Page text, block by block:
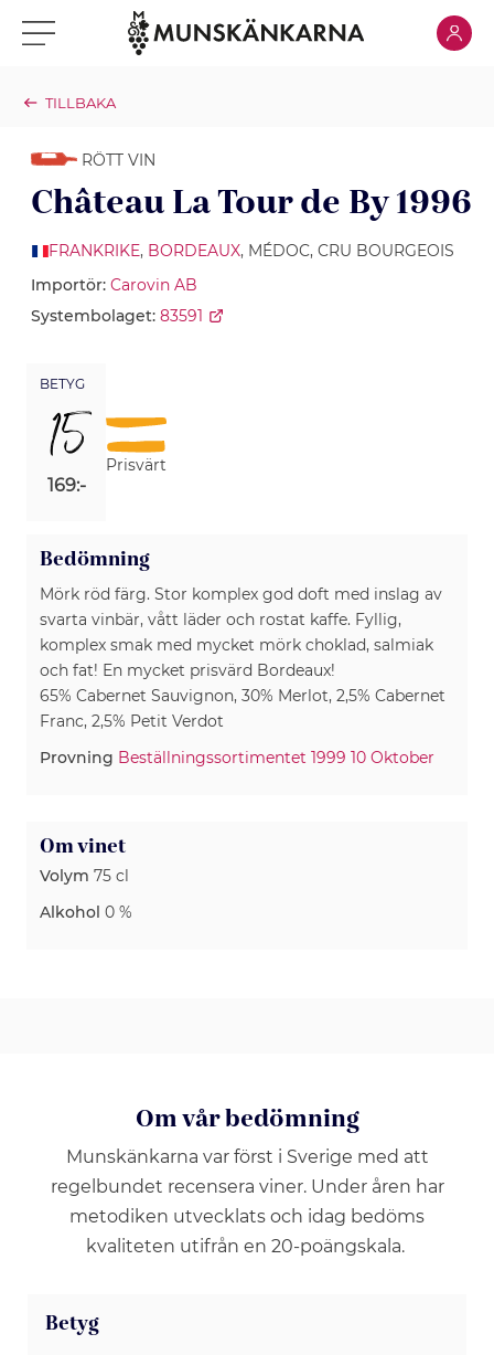
Klicka för meny Klicka
TILLBAKA
RÖTT VIN
Château La Tour de By 1996
FRANKRIKE, BORDEAUX, MÉDOC, CRU BOURGEOIS
Importör: Carovin AB
Systembolaget: 83591
BETYG
15
169:-
Prisvärt
Bedömning
Mörk röd färg. Stor komplex god doft med inslag av
svarta vinbär, vått läder och rostat kaffe. Fyllig,
komplex smak med mycket mörk choklad, salmiak
och fat! En mycket prisvärd Bordeaux!
65% Cabernet Sauvignon, 30% Merlot, 2,5% Cabernet
Franc, 2,5% Petit Verdot
Provning Beställningssortimentet 1999 10 Oktober
Om vinet
Volym 75 cl
Alkohol 0 %
Om vår bedömning
Munskänkarna var först i Sverige med att
regelbundet recensera viner. Under åren har
metodiken utvecklats och idag bedöms
kvaliteten utifrån en 20-poängskala.
Betyg